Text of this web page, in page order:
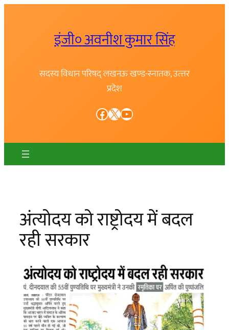
इंजी० अवनीश कुमार सिंह
सदस्य विधान परिषद् लखनऊ खण्ड-स्नातक, उत्त्तर
प्रदेश
Facebook X YouTube
अंत्योदय को राष्ट्रोदय में बदल
रही सरकार